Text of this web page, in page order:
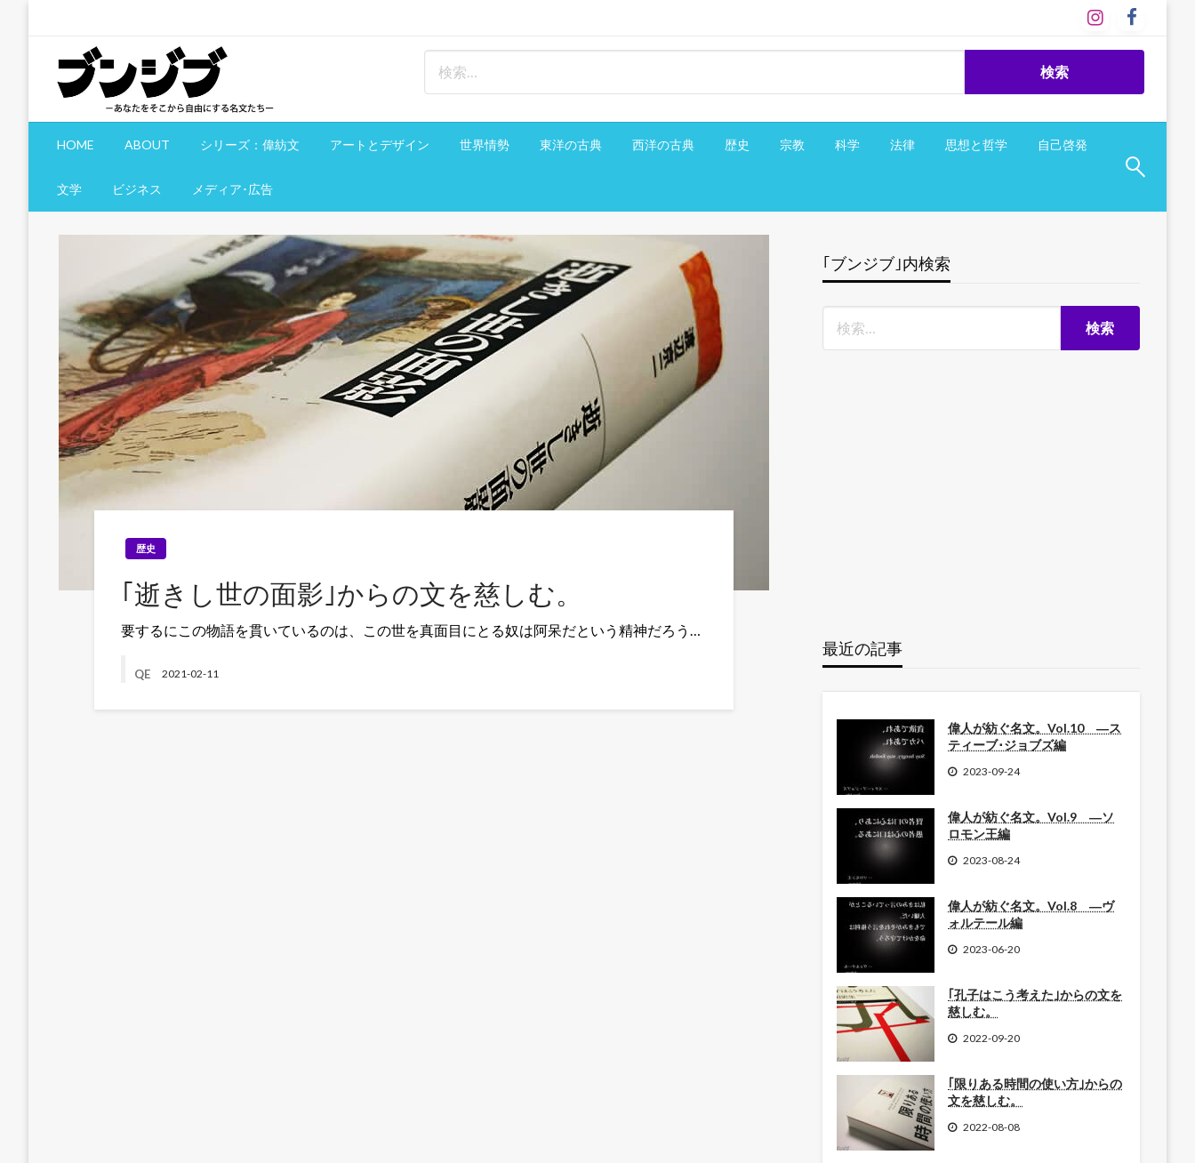
ブンジブ
文慈部：あなたをそこから自由にする名文たち
HOME ABOUT シリーズ：偉紡文 アートとデザイン 世界情勢 東洋の古典 西洋の古典 歴史 宗教 科学 法律 思想と哲学 自己啓発
文学 ビジネス メディア･広告
歴史
｢逝きし世の面影｣からの文を慈しむ。
要するにこの物語を貫いているのは、この世を真面目にとる奴は阿呆だという精神だろう…
QE 2021-02-11
｢ブンジブ｣内検索
最近の記事
偉人が紡ぐ名文。Vol.10 ―ス
ティーブ･ジョブズ編
2023-09-24
偉人が紡ぐ名文。Vol.9 ―ソ
ロモン王編
2023-08-24
偉人が紡ぐ名文。Vol.8 ―ヴ
ォルテール編
2023-06-20
｢孔子はこう考えた｣からの文を
慈しむ。
2022-09-20
｢限りある時間の使い方｣からの
文を慈しむ。
2022-08-08